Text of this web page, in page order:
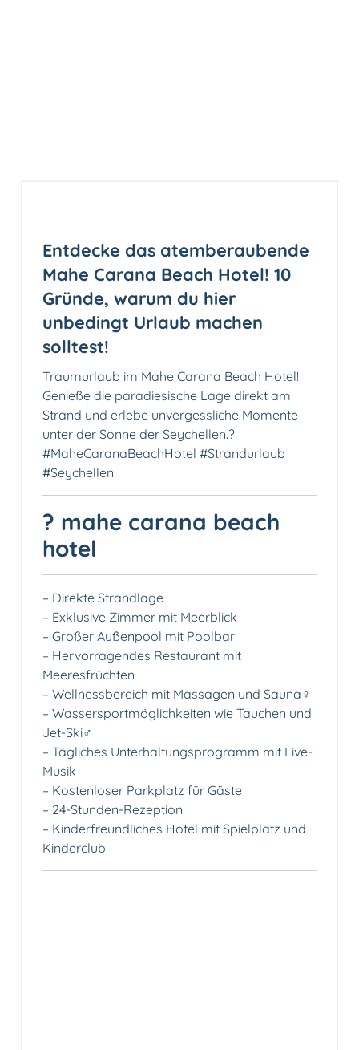
Entdecke das atemberaubende
Mahe Carana Beach Hotel! 10
Gründe, warum du hier
unbedingt Urlaub machen
solltest!
Traumurlaub im Mahe Carana Beach Hotel!
Genieße die paradiesische Lage direkt am
Strand und erlebe unvergessliche Momente
unter der Sonne der Seychellen.️?
#MaheCaranaBeachHotel #Strandurlaub
#Seychellen
? mahe carana beach
hotel
– Direkte Strandlage️
– Exklusive Zimmer mit Meerblick
– Großer Außenpool mit Poolbar
– Hervorragendes Restaurant mit
Meeresfrüchten
– Wellnessbereich mit Massagen und Sauna‍♀️
– Wassersportmöglichkeiten wie Tauchen und
Jet-Ski‍♂️
– Tägliches Unterhaltungsprogramm mit Live-
Musik
– Kostenloser Parkplatz für Gäste
– 24-Stunden-Rezeption
– Kinderfreundliches Hotel mit Spielplatz und
Kinderclub